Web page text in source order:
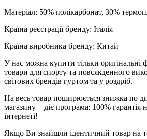
Матеріал: 50% полікарбонат, 30%
Країна реєстрації бренду: Італія
Країна виробника бренду: Китай
У нас можна купити тільки оригінальні
товари для спорту та повсякденного
світових брендів гуртом та у роздріб.
На весь товар поширюється знижка по
магазину + діє програма: 100% гарантія
інтернеті!
Якщо Ви знайшли ідентичний товар на